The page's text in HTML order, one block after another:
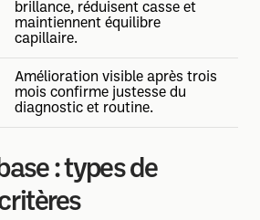
brillance, réduisent casse et
maintiennent équilibre
capillaire.
Amélioration visible après trois
mois confirme justesse du
diagnostic et routine.
: types de